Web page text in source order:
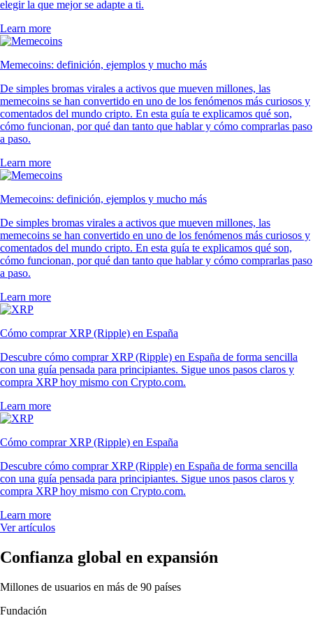
elegir la que mejor se adapte a ti.
Learn more
Memecoins: definición, ejemplos y mucho más
De simples bromas virales a activos que mueven millones, las
memecoins se han convertido en uno de los fenómenos más curiosos y
comentados del mundo cripto. En esta guía te explicamos qué son,
cómo funcionan, por qué dan tanto que hablar y cómo comprarlas paso
a paso.
Learn more
Memecoins: definición, ejemplos y mucho más
De simples bromas virales a activos que mueven millones, las
memecoins se han convertido en uno de los fenómenos más curiosos y
comentados del mundo cripto. En esta guía te explicamos qué son,
cómo funcionan, por qué dan tanto que hablar y cómo comprarlas paso
a paso.
Learn more
Cómo comprar XRP (Ripple) en España
Descubre cómo comprar XRP (Ripple) en España de forma sencilla
con una guía pensada para principiantes. Sigue unos pasos claros y
compra XRP hoy mismo con Crypto.com.
Learn more
Cómo comprar XRP (Ripple) en España
Descubre cómo comprar XRP (Ripple) en España de forma sencilla
con una guía pensada para principiantes. Sigue unos pasos claros y
compra XRP hoy mismo con Crypto.com.
Learn more
Ver artículos
Confianza global en expansión
Millones de usuarios en más de 90 países
Fundación